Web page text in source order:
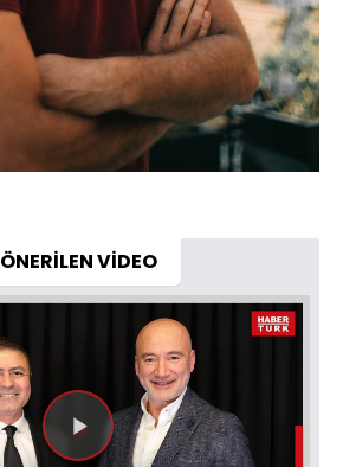
ÖNERİLEN VİDEO
Videoyu